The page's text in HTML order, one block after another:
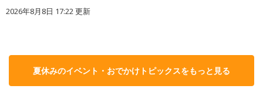
2026年8月8日 17:22更新
夏休みのイベント・おでかけトピックスをもっと見る